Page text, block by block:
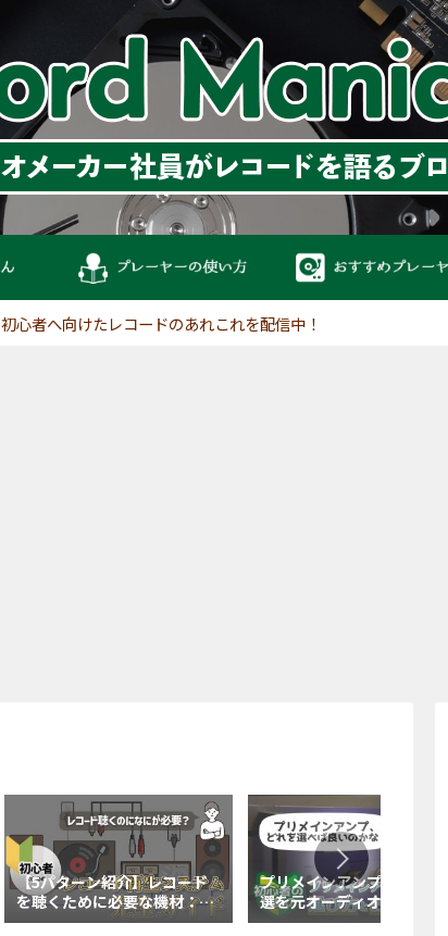
初心者へ向けたレコードのあれこれを配信中！
【5パターン紹介】レコード
を聴くために必要な機材：初
心者向けのレコード再生シス
プリメインアンプおすすめ6
選を元オーディオメーカーの
筆者が解説